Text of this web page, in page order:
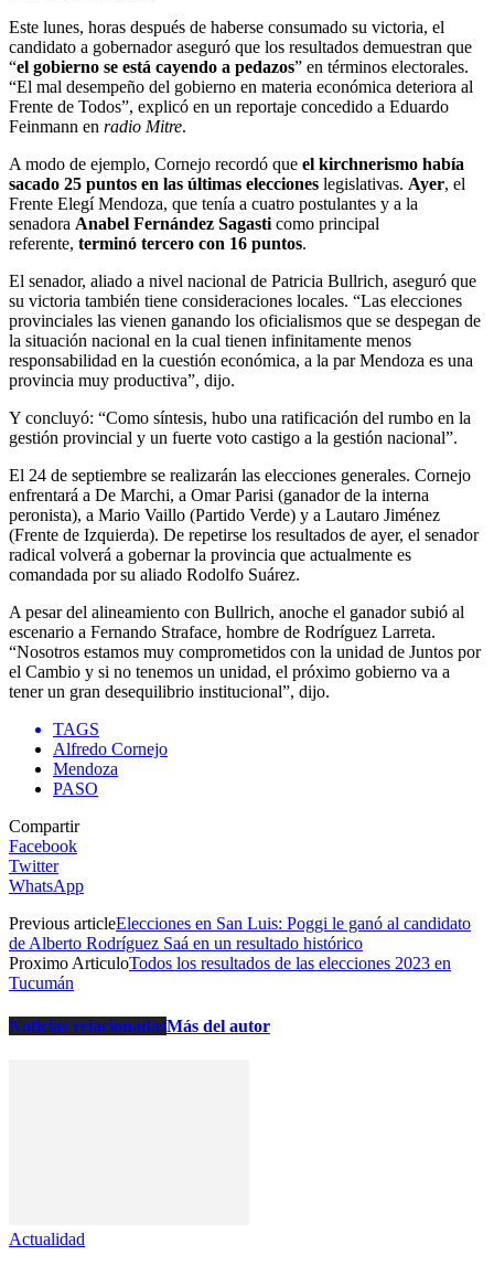
Este lunes, horas después de haberse consumado su victoria, el
candidato a gobernador aseguró que los resultados demuestran que
“el gobierno se está cayendo a pedazos” en términos electorales.
“El mal desempeño del gobierno en materia económica deteriora al
Frente de Todos”, explicó en un reportaje concedido a Eduardo
Feinmann en radio Mitre.
A modo de ejemplo, Cornejo recordó que el kirchnerismo había
sacado 25 puntos en las últimas elecciones legislativas. Ayer, el
Frente Elegí Mendoza, que tenía a cuatro postulantes y a la
senadora Anabel Fernández Sagasti como principal
referente, terminó tercero con 16 puntos.
El senador, aliado a nivel nacional de Patricia Bullrich, aseguró que
su victoria también tiene consideraciones locales. “Las elecciones
provinciales las vienen ganando los oficialismos que se despegan de
la situación nacional en la cual tienen infinitamente menos
responsabilidad en la cuestión económica, a la par Mendoza es una
provincia muy productiva”, dijo.
Y concluyó: “Como síntesis, hubo una ratificación del rumbo en la
gestión provincial y un fuerte voto castigo a la gestión nacional”.
El 24 de septiembre se realizarán las elecciones generales. Cornejo
enfrentará a De Marchi, a Omar Parisi (ganador de la interna
peronista), a Mario Vaillo (Partido Verde) y a Lautaro Jiménez
(Frente de Izquierda). De repetirse los resultados de ayer, el senador
radical volverá a gobernar la provincia que actualmente es
comandada por su aliado Rodolfo Suárez.
A pesar del alineamiento con Bullrich, anoche el ganador subió al
escenario a Fernando Straface, hombre de Rodríguez Larreta.
“Nosotros estamos muy comprometidos con la unidad de Juntos por
el Cambio y si no tenemos un unidad, el próximo gobierno va a
tener un gran desequilibrio institucional”, dijo.
TAGS
Alfredo Cornejo
Mendoza
PASO
Compartir
Facebook
Twitter
WhatsApp
Previous articleElecciones en San Luis: Poggi le ganó al candidato
de Alberto Rodríguez Saá en un resultado histórico
Proximo ArticuloTodos los resultados de las elecciones 2023 en
Tucumán
Noticias relacionadasMás del autor
Actualidad